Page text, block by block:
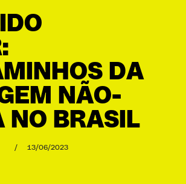
DA
NÃO-
NO BRASIL
/ 13/06/2023